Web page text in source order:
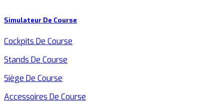
Simulateur De Course
Cockpits De Course
Stands De Course
Siège De Course
Accessoires De Course